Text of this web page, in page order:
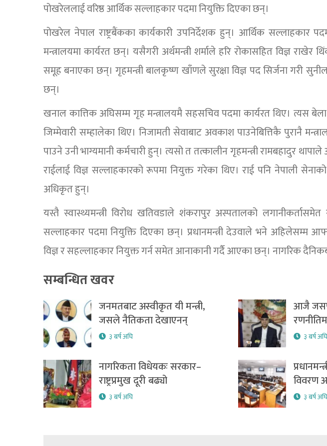
पोखरेललाई वरिष्ठ आर्थिक सल्लाहकार पदमा नियुक्ति दिएका छन्।
पोखरेल नेपाल राष्ट्रबैंकका कार्यकारी उपनिर्देशक हुन्। आर्थिक सल्लाहकार
मन्त्रालयमा कार्यरत छन्। यसैगरी अर्थमन्त्री शर्माले हरि रोकासहित विज्ञ राखेर
समूह बनाएका छन्। गृहमन्त्री बालकृष्ण खाँणले सुरक्षा विज्ञ पद सिर्जना गरी
छन्।
खनाल कात्तिक अघिसम्म गृह मन्त्रालयमै सहसचिव पदमा कार्यरत थिए। त्यस
जिम्मेवारी सम्हालेका थिए। निजामती सेवाबाट अवकाश पाउनेबित्तिकै पुरानै
पाउने उनी भाग्यमानी कर्मचारी हुन्। त्यसो त तत्कालीन गृहमन्त्री रामबहादुर
राईलाई विज्ञ सल्लाहकारको रूपमा नियुक्त गरेका थिए। राई पनि नेपाली
अधिकृत हुन्।
यस्तै स्वास्थ्यमन्त्री विरोध खतिवडाले शंकरापुर अस्पतालको
सल्लाहकार पदमा नियुक्ति दिएका छन्। प्रधानमन्त्री देउवाले भने अहिलेसम्म
विज्ञ र सहल्लाहकार नियुक्त गर्न समेत आनाकानी गर्दै आएका छन्। नागरिक
सम्बन्धित खवर
जनमतबाट अस्वीकृत यी मन्त्री,
जसले नैतिकता देखाएनन्
३ बर्ष अघि
आजै
३ बर्ष
नागरिकता विधेयकः सरकार–
राष्ट्रप्रमुख दूरी बढ्यो
३ बर्ष अघि
विवरण
३ बर्ष